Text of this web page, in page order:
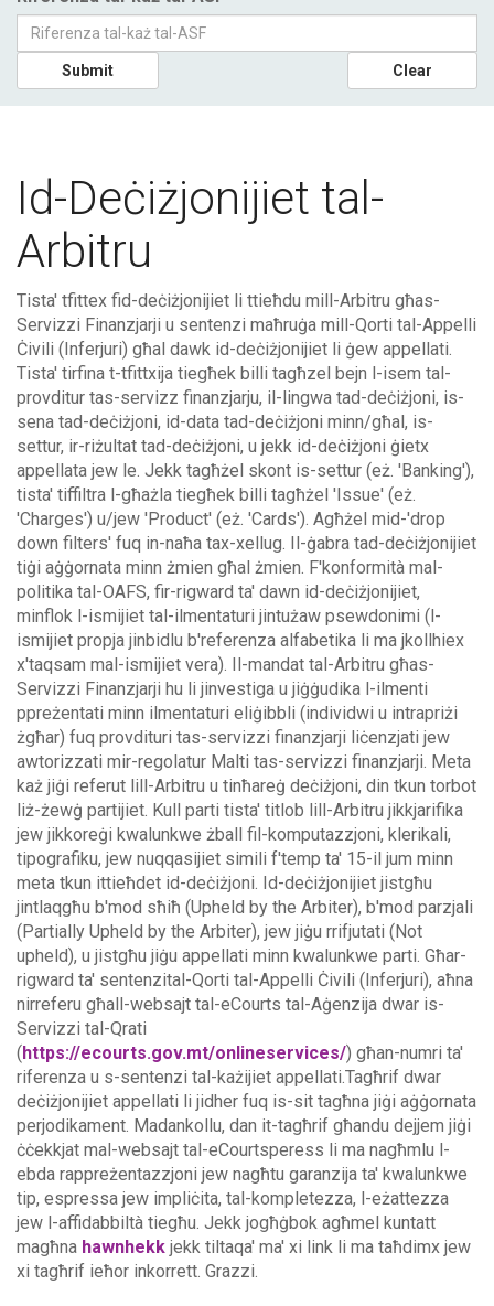
Submit Clear
Id-Deċiżjonijiet tal-
Arbitru
Tista' tfittex fid-deċiżjonijiet li ttieħdu mill-Arbitru għas-
Servizzi Finanzjarji u sentenzi maħruġa mill-Qorti tal-Appelli
Ċivili (Inferjuri) għal dawk id-deċiżjonijiet li ġew appellati.
Tista' tirfina t-tfittxija tiegħek billi tagħzel bejn l-isem tal-
provditur tas-servizz finanzjarju, il-lingwa tad-deċiżjoni, is-
sena tad-deċiżjoni, id-data tad-deċiżjoni minn/għal, is-
settur, ir-riżultat tad-deċiżjoni, u jekk id-deċiżjoni ġietx
appellata jew le. Jekk tagħżel skont is-settur (eż. 'Banking'),
tista' tiffiltra l-għażla tiegħek billi tagħżel 'Issue' (eż.
'Charges') u/jew 'Product' (eż. 'Cards'). Agħżel mid-'drop
down filters' fuq in-naħa tax-xellug. Il-ġabra tad-deċiżjonijiet
tiġi aġġornata minn żmien għal żmien. F'konformità mal-
politika tal-OAFS, fir-rigward ta' dawn id-deċiżjonijiet,
minflok l-ismijiet tal-ilmentaturi jintużaw psewdonimi (l-
ismijiet propja jinbidlu b'referenza alfabetika li ma jkollhiex
x'taqsam mal-ismijiet vera). Il-mandat tal-Arbitru għas-
Servizzi Finanzjarji hu li jinvestiga u jiġġudika l-ilmenti
ppreżentati minn ilmentaturi eliġibbli (individwi u intrapriżi
żgħar) fuq provdituri tas-servizzi finanzjarji liċenzjati jew
awtorizzati mir-regolatur Malti tas-servizzi finanzjarji. Meta
każ jiġi referut lill-Arbitru u tinħareġ deċiżjoni, din tkun torbot
liż-żewġ partijiet. Kull parti tista' titlob lill-Arbitru jikkjarifika
jew jikkoreġi kwalunkwe żball fil-komputazzjoni, klerikali,
tipografiku, jew nuqqasijiet simili f'temp ta' 15-il jum minn
meta tkun ittieħdet id-deċiżjoni. Id-deċiżjonijiet jistgħu
jintlaqgħu b'mod sħiħ (Upheld by the Arbiter), b'mod parzjali
(Partially Upheld by the Arbiter), jew jiġu rrifjutati (Not
upheld), u jistgħu jiġu appellati minn kwalunkwe parti. Għar-
rigward ta' sentenzital-Qorti tal-Appelli Ċivili (Inferjuri), aħna
nirreferu għall-websajt tal-eCourts tal-Aġenzija dwar is-
Servizzi tal-Qrati
(https://ecourts.gov.mt/onlineservices/) għan-numri ta'
riferenza u s-sentenzi tal-każijiet appellati.Tagħrif dwar
deċiżjonijiet appellati li jidher fuq is-sit tagħna jiġi aġġornata
perjodikament. Madankollu, dan it-tagħrif għandu dejjem jiġi
ċċekkjat mal-websajt tal-eCourtsperess li ma nagħmlu l-
ebda rappreżentazzjoni jew nagħtu garanzija ta' kwalunkwe
tip, espressa jew impliċita, tal-kompletezza, l-eżattezza
jew l-affidabbiltà tiegħu. Jekk jogħġbok agħmel kuntatt
magħna hawnhekk jekk tiltaqa' ma' xi link li ma taħdimx jew
xi tagħrif ieħor inkorrett. Grazzi.